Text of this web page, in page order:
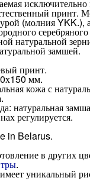
исключительно
принт.
(молния YKK.),
натуральной
замшей.
принт.
мм.
кожа с
натуральная
регулируется.
in Belarus.
в других
.
уникальный